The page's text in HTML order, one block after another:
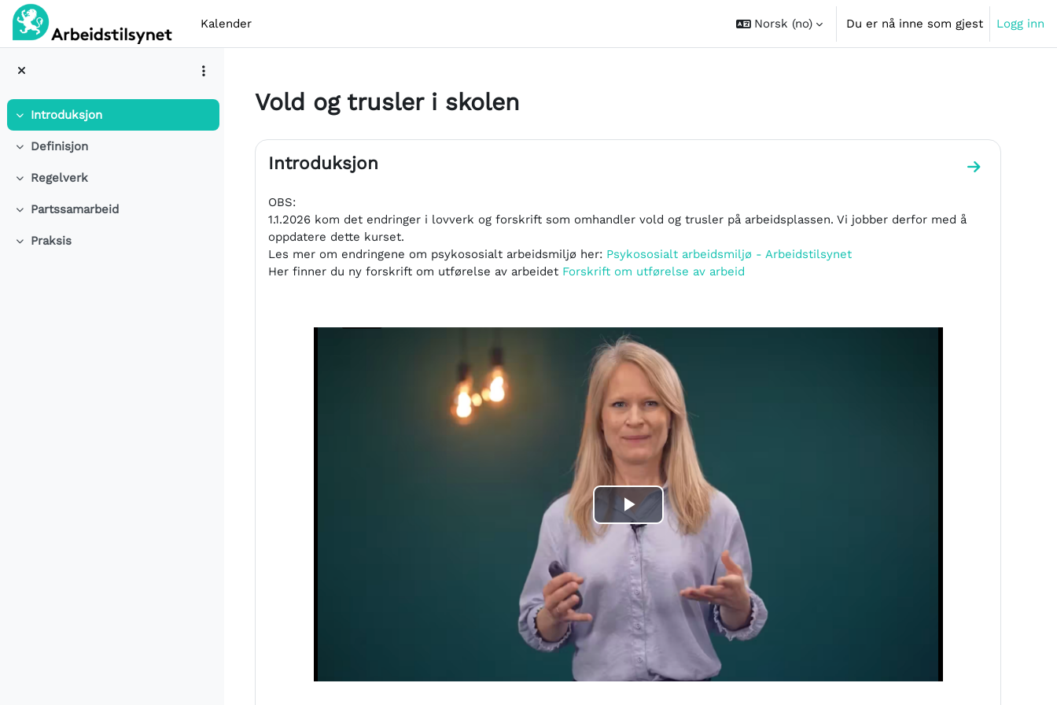
Gå til hovedinnhold
Kalender
Norsk ‎(no)‎ Du er nå inne som gjest Logg inn
Skjul
Introduksjon
Skjul
Definisjon
Skjul
Regelverk
Skjul
Partssamarbeid
Skjul
Praksis
Vold og trusler i skolen
Seksjonsoversikt
Introduksjon Gå til
OBS:
1.1.2026 kom det endringer i lovverk og forskrift som omhandler vold og trusler på arbeidsplassen. Vi jobber derfor med å
oppdatere dette kurset.
Les mer om endringene om psykososialt arbeidsmiljø her: Psykososialt arbeidsmiljø - Arbeidstilsynet
Her finner du ny forskrift om utførelse av arbeidet Forskrift om utførelse av arbeid
Play
Video